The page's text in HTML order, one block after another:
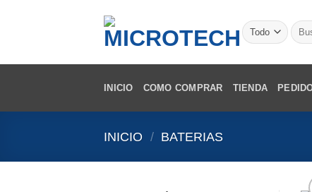
por:
INICIO COMO COMPRAR TIENDA
INICIO / BATERIAS